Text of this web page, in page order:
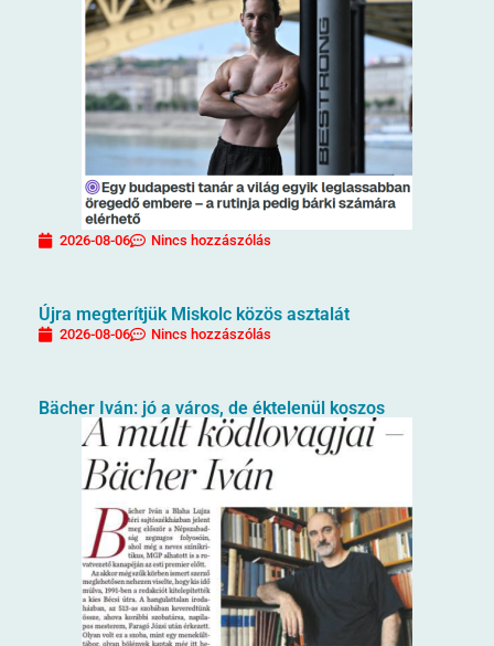
2026-08-06 Nincs hozzászólás
Újra megterítjük Miskolc közös asztalát
2026-08-06 Nincs hozzászólás
Bächer Iván: jó a város, de éktelenül koszos